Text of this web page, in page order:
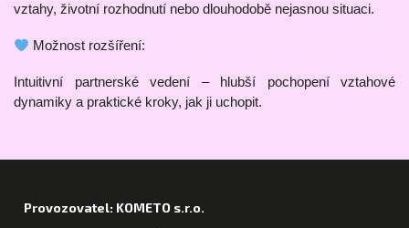
vztahy, životní rozhodnutí nebo dlouhodobě nejasnou situaci.
Možnost rozšíření:
Intuitivní partnerské vedení – hlubší pochopení vztahové
dynamiky a praktické kroky, jak ji uchopit.
Provozovatel: KOMETO s.r.o.